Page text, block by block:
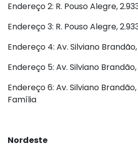
Endereço 2: R. Pouso Alegre,
Endereço 3: R. Pouso Alegre,
Endereço 4: Av. Silviano
Endereço 5: Av. Silviano
Endereço 6: Av. Silviano
Família
Nordeste